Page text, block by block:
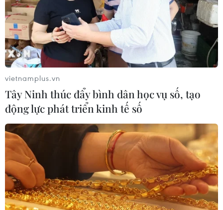
TIN CÙNG CHUYÊN MỤC
Cuộc tìm kiếm và vá lại những 'trái
tim lỗi '
07/08/2026 04:03
vietnamplus.vn
Tây Ninh thúc đẩy bình dân học vụ số, tạo
động lực phát triển kinh tế số